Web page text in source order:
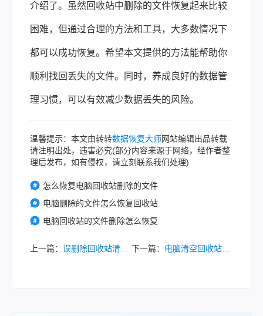
介绍了。虽然回收站中删除的文件恢复起来比较
困难，但通过合理的方法和工具，大多数情况下
都可以成功恢复。希望本文提供的方法能帮助你
顺利找回丢失的文件。同时，养成良好的数据管
理习惯，可以有效减少数据丢失的风险。
温馨提示：本文由转转数据恢复大师网站编辑出品转载
请注明出处，违害必究(部分内容来源于网络，经作者整
理后发布，如有侵权，请立刻联系我们处理)
怎么恢复电脑回收站删除的文件
电脑删除的文件怎么恢复回收站
电脑回收站的文件删除怎么恢复
上一篇： 误删除回收站清空了怎么恢复？试试这几种简单快速恢复的方法！ 下一篇： 电脑清空回收站怎么恢复回来？这些方法助你恢复回收站文件！